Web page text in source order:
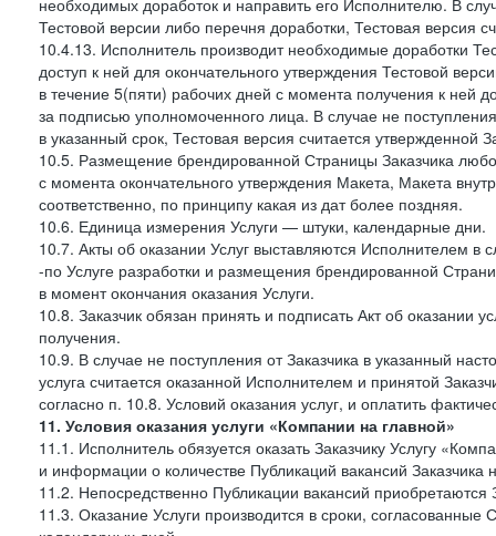
необходимых доработок и направить его Исполнителю. В
Тестовой версии либо перечня доработки, Тестовая версия
10.4.13. Исполнитель производит необходимые доработки
доступ к ней для окончательного утверждения Тестовой
в течение 5(пяти) рабочих дней с момента получения к ней
за подписью уполномоченного лица. В случае не
в указанный срок, Тестовая версия считается утвержденной
10.5. Размещение брендированной Страницы Заказчика
с момента окончательного утверждения Макета, Макета
соответственно, по принципу какая из дат более поздняя.
10.6. Единица измерения Услуги — штуки, календарные дни.
10.7. Акты об оказании Услуг выставляются Исполнителем в
-по Услуге разработки и размещения брендированной
в момент окончания оказания Услуги.
10.8. Заказчик обязан принять и подписать Акт об оказании
получения.
10.9. В случае не поступления от Заказчика в указанный
услуга считается оказанной Исполнителем и принятой
согласно п. 10.8. Условий оказания услуг, и оплатить
11. Условия оказания услуги «Компании на главной»
11.1. Исполнитель обязуется оказать Заказчику Услугу
и информации о количестве Публикаций вакансий
11.2. Непосредственно Публикации вакансий приобретаются
11.3. Оказание Услуги производится в сроки,